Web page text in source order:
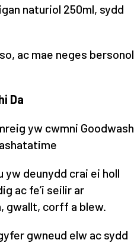
naturiol 250ml, sydd
ac mae neges bersonol
Da
yw cwmni Goodwash
yw deunydd crai ei holl
ac fe’i seilir ar
gwallt, corff a blew.
gwneud elw ac sydd